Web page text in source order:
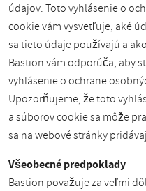
údajov. Toto vyhlásenie o
cookie vám vysvetľuje, aké
sa tieto údaje používajú a
Bastion vám odporúča, aby
vyhlásenie o ochrane
Upozorňujeme, že toto
a súborov cookie sa môže
sa na webové stránky
Všeobecné predpoklady
Bastion považuje za veľmi